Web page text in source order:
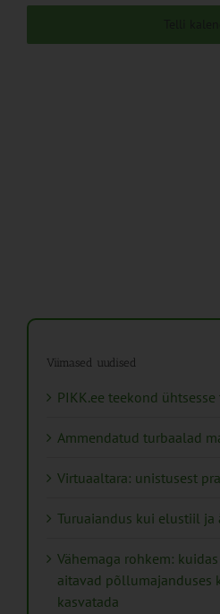
Viimased uudised
PIKK.ee teekond
Ammendatud turbaalad
Virtuaaltara: unistusest
Turuaiandus kui elustiil ja
Vähemaga rohkem:
aitavad põllumajanduses
kasvatada